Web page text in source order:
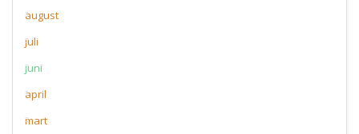
august
juli
juni
april
mart